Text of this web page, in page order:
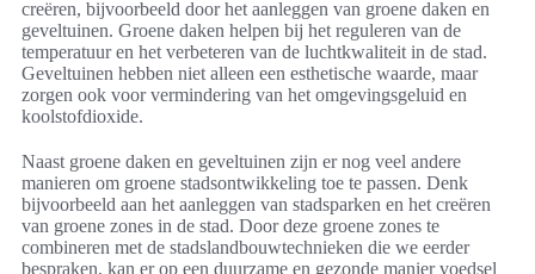
creëren, bijvoorbeeld door het aanleggen van groene daken en
geveltuinen. Groene daken helpen bij het reguleren van de
temperatuur en het verbeteren van de luchtkwaliteit in de stad.
Geveltuinen hebben niet alleen een esthetische waarde, maar
zorgen ook voor vermindering van het omgevingsgeluid en
koolstofdioxide.
Naast groene daken en geveltuinen zijn er nog veel andere
manieren om groene stadsontwikkeling toe te passen. Denk
bijvoorbeeld aan het aanleggen van stadsparken en het creëren
van groene zones in de stad. Door deze groene zones te
combineren met de stadslandbouwtechnieken die we eerder
bespraken, kan er op een duurzame en gezonde manier voedsel